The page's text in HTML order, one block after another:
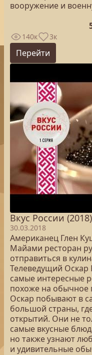
вооружение и
140к 3к
Перейти
Вкус России (2018)
30.03.2018
Американец Глен
Майами ресторан
отправиться в
Телеведущий Оскар
самые интересные
похоже на обычное
Оскар побывают в
большой страны,
открытий. Они не
самые вкусные
но также узнают
и удивительные